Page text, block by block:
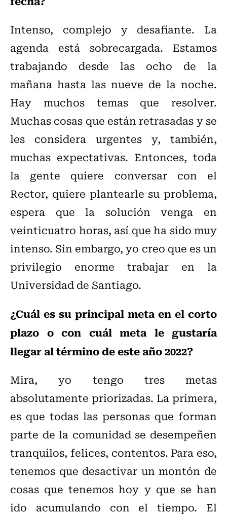
Intenso, complejo y desafiante. La
agenda está sobrecargada. Estamos
trabajando desde las ocho de la
mañana hasta las nueve de la noche.
Hay muchos temas que resolver.
Muchas cosas que están retrasadas y se
les considera urgentes y, también,
muchas expectativas. Entonces, toda
la gente quiere conversar con el
Rector, quiere plantearle su problema,
espera que la solución venga en
veinticuatro horas, así que ha sido muy
intenso. Sin embargo, yo creo que es un
privilegio enorme trabajar en la
Universidad de Santiago.
¿Cuál es su principal meta en el corto
plazo o con cuál meta le gustaría
llegar al término de este año 2022?
Mira, yo tengo tres metas
absolutamente priorizadas. La primera,
es que todas las personas que forman
parte de la comunidad se desempeñen
tranquilos, felices, contentos. Para eso,
tenemos que desactivar un montón de
cosas que tenemos hoy y que se han
ido acumulando con el tiempo. El